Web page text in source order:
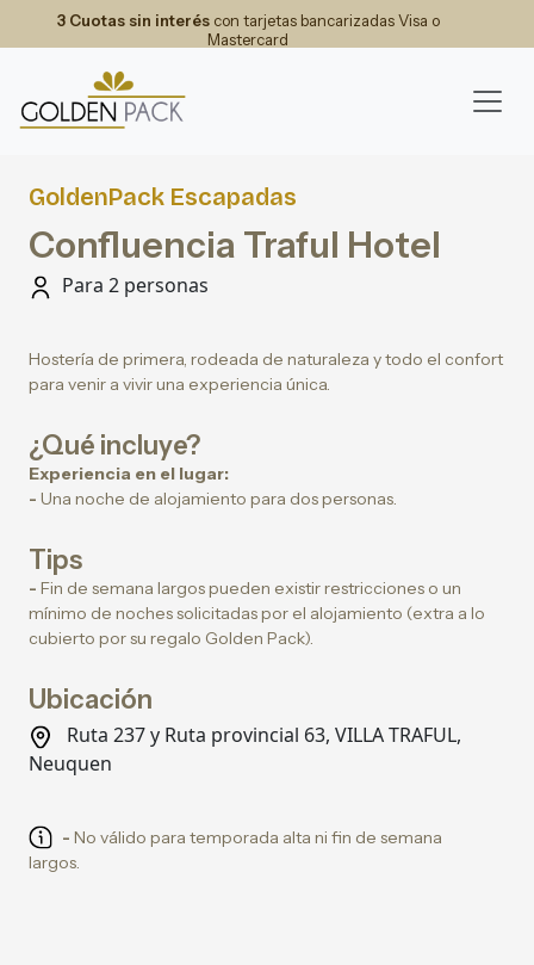
3 Cuotas sin interéscon tarjetas bancarizadas Visa o
Mastercard
GoldenPack Escapadas
Confluencia Traful Hotel
Para 2 personas
Hostería de primera, rodeada de naturaleza y todo el confort
para venir a vivir una experiencia única.
¿Qué incluye?
Experiencia en el lugar:
- Una noche de alojamiento para dos personas.
Tips
- Fin de semana largos pueden existir restricciones o un
mínimo de noches solicitadas por el alojamiento (extra a lo
cubierto por su regalo Golden Pack).
Ubicación
Ruta 237 y Ruta provincial 63, VILLA TRAFUL,
Neuquen
- No válido para temporada alta ni fin de semana
largos.